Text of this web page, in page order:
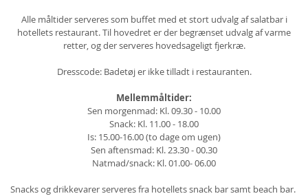
Alle måltider serveres som buffet med et stort udvalg af salatbar i
hotellets restaurant. Til hovedret er der begrænset udvalg af varme
retter, og der serveres hovedsageligt fjerkræ.
Dresscode: Badetøj er ikke tilladt i restauranten.
Mellemmåltider:
Sen morgenmad: Kl. 09.30 - 10.00
Snack: Kl. 11.00 - 18.00
Is: 15.00-16.00 (to dage om ugen)
Sen aftensmad: Kl. 23.30 - 00.30
Natmad/snack: Kl. 01.00- 06.00
Snacks og drikkevarer serveres fra hotellets snack bar samt beach bar.